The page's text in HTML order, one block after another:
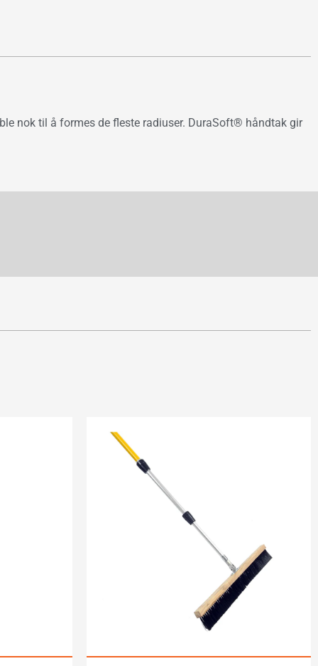
nok til å formes de fleste radiuser. DuraSoft® håndtak gir